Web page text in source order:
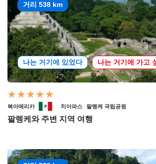
거리 538 km
나는 거기에 있었다 나는 거기에 가고
북아메리카 치아파스 팔렝케 국립공원
팔렝케와 주변 지역 여행